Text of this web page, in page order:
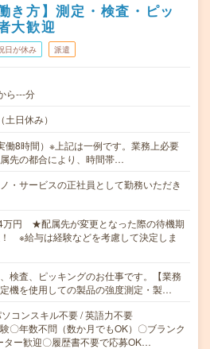
き方】測定・検査・ピッ
大歓迎
日が休み 派遣
ら---分
日休み）
働8時間）※上記は一例です。業務上必要
先の都合により、時間帯…
・サービスの正社員として勤務いただき
万円 ★配属先が変更となった際の待機期
※給与は経験などを考慮して決定しま
検査、ピッキングのお仕事です。【業務
機を使用しての製品の強度測定・製…
コンスキル不要 / 英語力不要
〇年数不問（数か月でもOK）〇ブランク
ター歓迎〇履歴書不要で応募OK…